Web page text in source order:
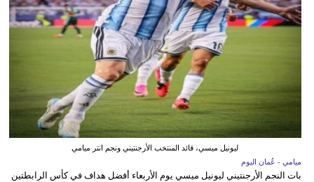
ليونيل ميسي، قائد المنتخب الأرجنتيني ونجم انتر ميامي
ميامي - عُمان اليوم
بات النجم الأرجنتيني ليونيل ميسي يوم الأربعاء أفضل هداف في كأس الرابطتين